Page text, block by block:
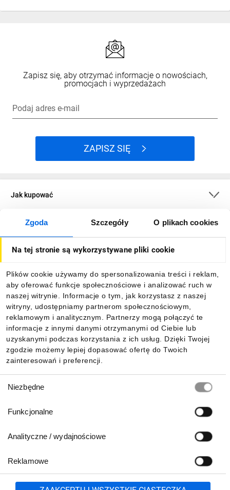
Zgoda Szczegóły O plikach cookies
Na tej stronie są wykorzystywane pliki cookie
Plików cookie używamy do spersonalizowania treści i reklam,
aby oferować funkcje społecznościowe i analizować ruch w
naszej witrynie. Informacje o tym, jak korzystasz z naszej
witryny, udostępniamy partnerom społecznościowym,
reklamowym i analitycznym. Partnerzy mogą połączyć te
informacje z innymi danymi otrzymanymi od Ciebie lub
uzyskanymi podczas korzystania z ich usług. Dzięki Twojej
zgodzie możemy lepiej dopasować ofertę do Twoich
zainteresowań i preferencji.
zgody
Niezbędne
Funkcjonalne
Analityczne / wydajnościowe
Reklamowe
Zapisz się, aby otrzymać informacje o nowościach,
promocjach i wyprzedażach
Podaj adres e-mail
ZAPISZ SIĘ
Jak kupować
O firmie
Informacje
Pobierz naszą aplikację mobilną:
801 500 700 lub 71 37 61 600